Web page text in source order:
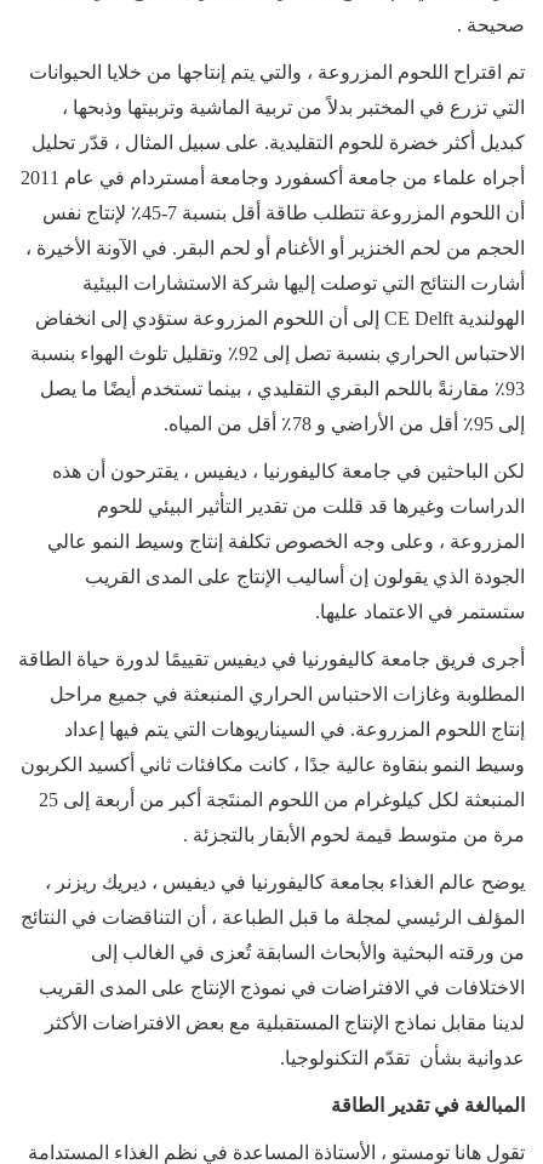
صحيحة .
تم اقتراح اللحوم المزروعة ، والتي يتم إنتاجها من خلايا الحيوانات
التي تزرع في المختبر بدلاً من تربية الماشية وتربيتها وذبحها ،
كبديل أكثر خضرة للحوم التقليدية. على سبيل المثال ، قدّر تحليل
أجراه علماء من جامعة أكسفورد وجامعة أمستردام في عام 2011
أن اللحوم المزروعة تتطلب طاقة أقل بنسبة 7-45٪ لإنتاج نفس
الحجم من لحم الخنزير أو الأغنام أو لحم البقر. في الآونة الأخيرة ،
أشارت النتائج التي توصلت إليها شركة الاستشارات البيئية
الهولندية CE Delft إلى أن اللحوم المزروعة ستؤدي إلى انخفاض
الاحتباس الحراري بنسبة تصل إلى 92٪ وتقليل تلوث الهواء بنسبة
93٪ مقارنةً باللحم البقري التقليدي ، بينما تستخدم أيضًا ما يصل
إلى 95٪ أقل من الأراضي و 78٪ أقل من المياه.
لكن الباحثين في جامعة كاليفورنيا ، ديفيس ، يقترحون أن هذه
الدراسات وغيرها قد قللت من تقدير التأثير البيئي للحوم
المزروعة ، وعلى وجه الخصوص تكلفة إنتاج وسيط النمو عالي
الجودة الذي يقولون إن أساليب الإنتاج على المدى القريب
ستستمر في الاعتماد عليها.
أجرى فريق جامعة كاليفورنيا في ديفيس تقييمًا لدورة حياة الطاقة
المطلوبة وغازات الاحتباس الحراري المنبعثة في جميع مراحل
إنتاج اللحوم المزروعة. في السيناريوهات التي يتم فيها إعداد
وسيط النمو بنقاوة عالية جدًا ، كانت مكافئات ثاني أكسيد الكربون
المنبعثة لكل كيلوغرام من اللحوم المنتَجة أكبر من أربعة إلى 25
مرة من متوسط قيمة لحوم الأبقار بالتجزئة .
يوضح عالم الغذاء بجامعة كاليفورنيا في ديفيس ، ديريك ريزنر ،
المؤلف الرئيسي لمجلة ما قبل الطباعة ، أن التناقضات في النتائج
من ورقته البحثية والأبحاث السابقة تُعزى في الغالب إلى
الاختلافات في الافتراضات في نموذج الإنتاج على المدى القريب
لدينا مقابل نماذج الإنتاج المستقبلية مع بعض الافتراضات الأكثر
عدوانية بشأن تقدّم التكنولوجيا.
المبالغة في تقدير الطاقة
تقول هانا تومستو ، الأستاذة المساعدة في نظم الغذاء المستدامة